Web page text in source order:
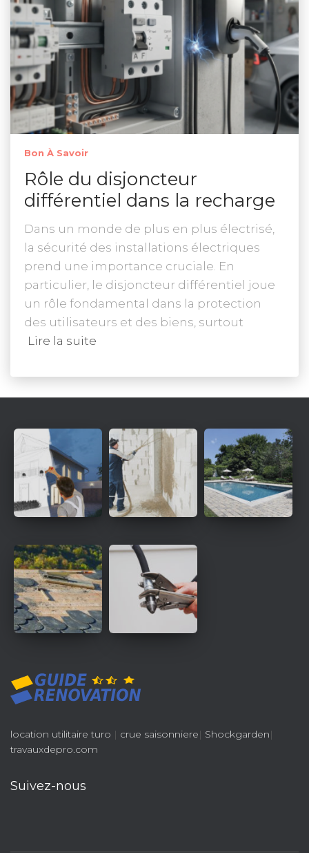
Bon À Savoir
Rôle du disjoncteur
différentiel dans la recharge
Dans un monde de plus en plus électrisé,
la sécurité des installations électriques
prend une importance cruciale. En
particulier, le disjoncteur différentiel joue
un rôle fondamental dans la protection
des utilisateurs et des biens, surtout
Lire la suite
location utilitaire turo | crue saisonniere| Shockgarden|
travauxdepro.com
Suivez-nous